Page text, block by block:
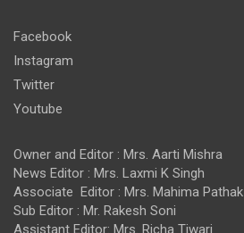
Facebook
Instagram
Twitter
Youtube
Owner and Editor : Mrs. Aarti Mishra
News Editor : Mrs. Laxmi K Singh
Associate Editor : Mrs. Mahima Pathak
Sub Editor : Mr. Rakesh Soni
Assistant Editor: Mrs. Richa Tiwari